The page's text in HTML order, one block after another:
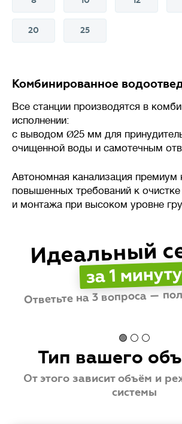
20 25
Комбинированное
Все станции производятся в
исполнении:
с выводом Ø25 мм для
очищенной воды и самотечным
Автономная канализация премиум
повышенных требований к очистке
и монтажа при высоком уровне
Идеальный
за 1 минуту
Ответьте на 3 вопроса —
🟢 ⚪ ⚪
Тип вашего
От этого зависит объём и
системы
Объем сточных вод,
станция биологической
(септик) способна
за сутки без потери
Важно подбирать систему
с учетом реального
а избыточная мощность –
к нарушению работы
и повышенным расходам.